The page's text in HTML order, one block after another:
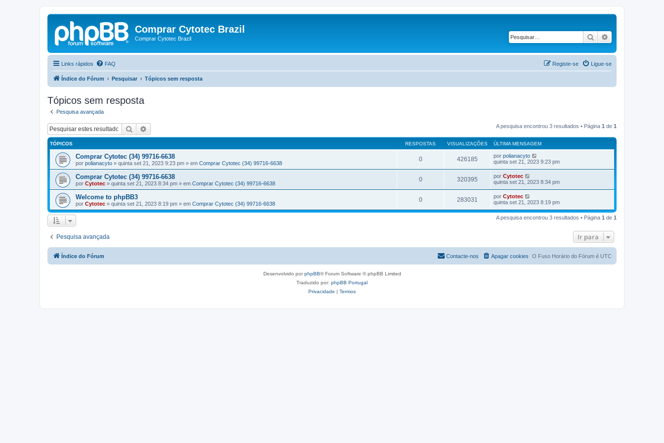
Comprar Cytotec Brazil
Comprar Cytotec Brazil Pesquisar
Links rápidos FAQ Ligue-se
Registe-se
Índice do Fórum Pesquisar Tópicos sem resposta
Tópicos sem resposta
Pesquisa avançada
Pesquisar A pesquisa encontrou 3 resultados • Página 1 de 1
TÓPICOS RESPOSTAS VISUALIZAÇÕES ÚLTIMA MENSAGEM
Comprar Cytotec (34) 99716-6638
por polianacyto » quinta set 21, 2023 9:23 pm » em Comprar Cytotec (34) 99716-6638
0 426185 por polianacyto
quinta set 21, 2023 9:23 pm
Comprar Cytotec (34) 99716-6638
por Cytotec » quinta set 21, 2023 8:34 pm » em Comprar Cytotec (34) 99716-6638
0 320395 por Cytotec
quinta set 21, 2023 8:34 pm
Welcome to phpBB3
por Cytotec » quinta set 21, 2023 8:19 pm » em Comprar Cytotec (34) 99716-6638
0 283031 por Cytotec
quinta set 21, 2023 8:19 pm
A pesquisa encontrou 3 resultados • Página 1 de 1
Pesquisa avançada Ir para
Índice do Fórum O Fuso Horário do Fórum é UTC
Apagar cookies
Contacte-nos
Desenvolvido porphpBB® Forum Software © phpBB Limited
Traduzido por: phpBB Portugal
Privacidade | Termos